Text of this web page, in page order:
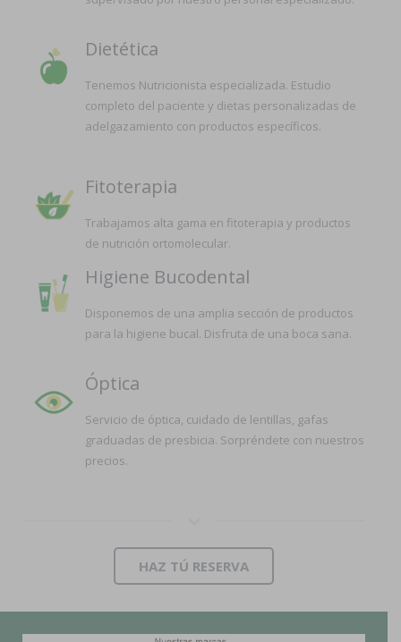
Dietética
Tenemos Nutricionista especializada. Estudio
completo del paciente y dietas personalizadas de
adelgazamiento con productos específicos.
Fitoterapia
Trabajamos alta gama en fitoterapia y productos
de nutrición ortomolecular.
Higiene Bucodental
Disponemos de una amplia sección de productos
para la higiene bucal. Disfruta de una boca sana.
Óptica
Servicio de óptica, cuidado de lentillas, gafas
graduadas de presbicia. Sorpréndete con nuestros
precios.
HAZ TÚ RESERVA